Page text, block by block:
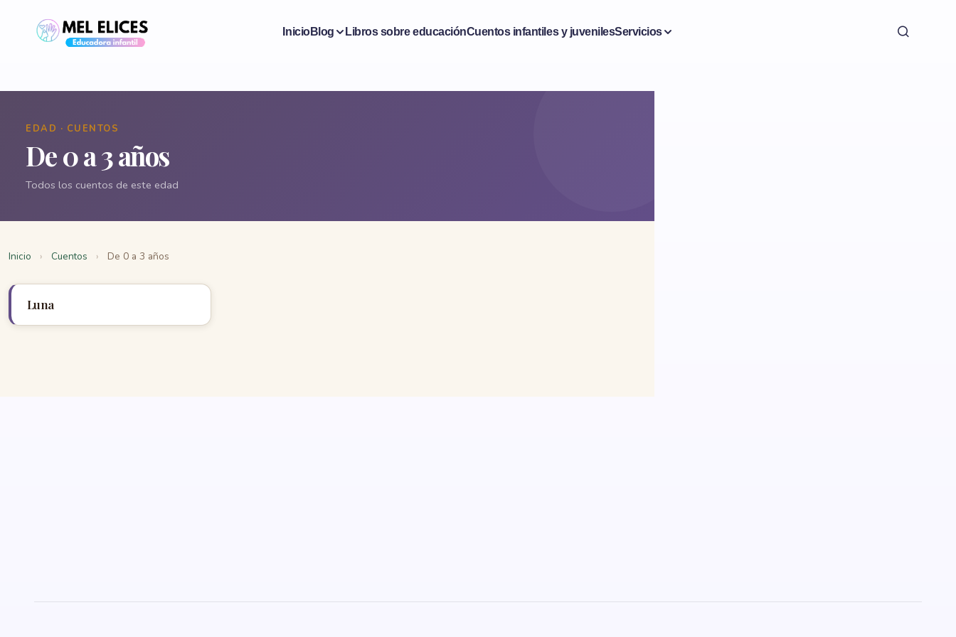
InicioBlog Libros sobre educaciónCuentos infantiles y juvenilesServicios
EDAD · CUENTOS
De 0 a 3 años
Todos los cuentos de este edad
Inicio › Cuentos › De 0 a 3 años
Luna